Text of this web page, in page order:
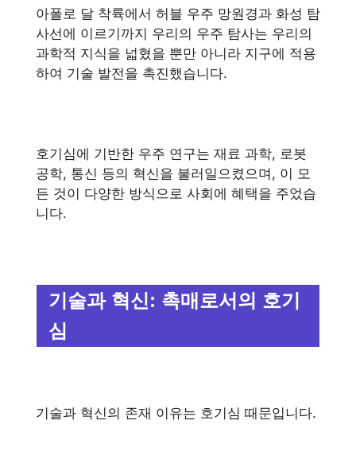
아폴로 달 착륙에서 허블 우주 망원경과 화성 탐
사선에 이르기까지 우리의 우주 탐사는 우리의
과학적 지식을 넓혔을 뿐만 아니라 지구에 적용
하여 기술 발전을 촉진했습니다.
호기심에 기반한 우주 연구는 재료 과학, 로봇
공학, 통신 등의 혁신을 불러일으켰으며, 이 모
든 것이 다양한 방식으로 사회에 혜택을 주었습
니다.
기술과 혁신: 촉매로서의 호기
심
기술과 혁신의 존재 이유는 호기심 때문입니다.